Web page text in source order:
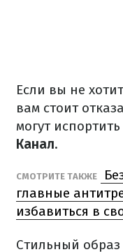
Если вы не
вам стоит
могут
Канал.
СМОТРИТЕ ТАКЖЕ
главные
избавиться в
Стильный образ